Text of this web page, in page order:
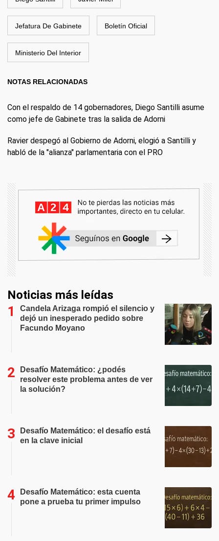
Jefatura De Gabinete Boletín Oficial
Ministerio Del Interior
NOTAS RELACIONADAS
Con el respaldo de 14 gobernadores, Diego Santilli asume
como jefe de Gabinete tras la salida de Adorni
Ravier despegó al Gobierno de Adorni, elogió a Santilli y
habló de la "alianza" parlamentaria con el PRO
Noticias más leídas
Candela Arizaga rompió el silencio y
dejó un inesperado pedido sobre
Facundo Moyano
Desafío Matemático: ¿podés
resolver este problema antes de ver
la solución?
Desafío Matemático: el desafío está
en la clave inicial
Desafío Matemático: esta cuenta
pone a prueba tu primer impulso